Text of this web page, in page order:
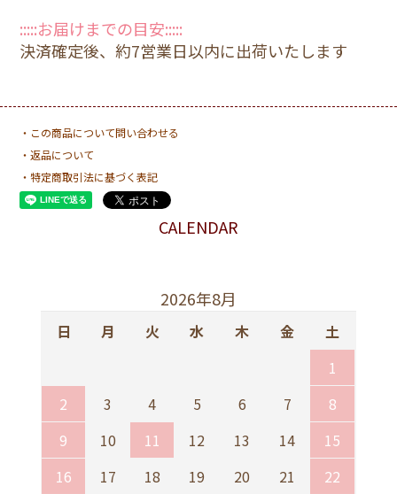
:::::お届けまでの目安:::::
決済確定後、約7営業日以内に出荷いたします
・この商品について問い合わせる
・返品について
・特定商取引法に基づく表記
CALENDAR
2026年8月
日 月 火 水 木 金
土
1
2
3 4 5 6 7
8
9
10 11 12 13 14
15
16
17 18 19 20 21
22